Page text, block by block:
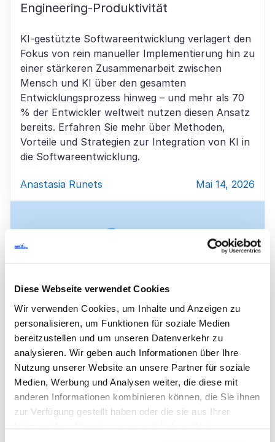
Diese Webseite verwendet Cookies
Wir verwenden Cookies, um Inhalte und Anzeigen zu
personalisieren, um Funktionen für soziale Medien
bereitzustellen und um unseren Datenverkehr zu
analysieren. Wir geben auch Informationen über Ihre
Nutzung unserer Website an unsere Partner für soziale
Medien, Werbung und Analysen weiter, die diese mit
anderen Informationen kombinieren können, die Sie ihnen
zur Verfügung gestellt haben oder die sie aus Ihrer
Nutzung ihrer Dienste gesammelt haben. Weitere
Engineering-Produktivität
KI-gestützte Softwareentwicklung verlagert den
Fokus von rein manueller Implementierung hin zu
einer stärkeren Zusammenarbeit zwischen
Mensch und KI über den gesamten
Entwicklungsprozess hinweg – und mehr als 70
% der Entwickler weltweit nutzen diesen Ansatz
bereits. Erfahren Sie mehr über Methoden,
Vorteile und Strategien zur Integration von KI in
die Softwareentwicklung.
Anastasia Runets Mai 14, 2026
KI & Machine Learning, Digitale Transformation
Wie Agentic AI SaaS-Unternehmen
transformiert